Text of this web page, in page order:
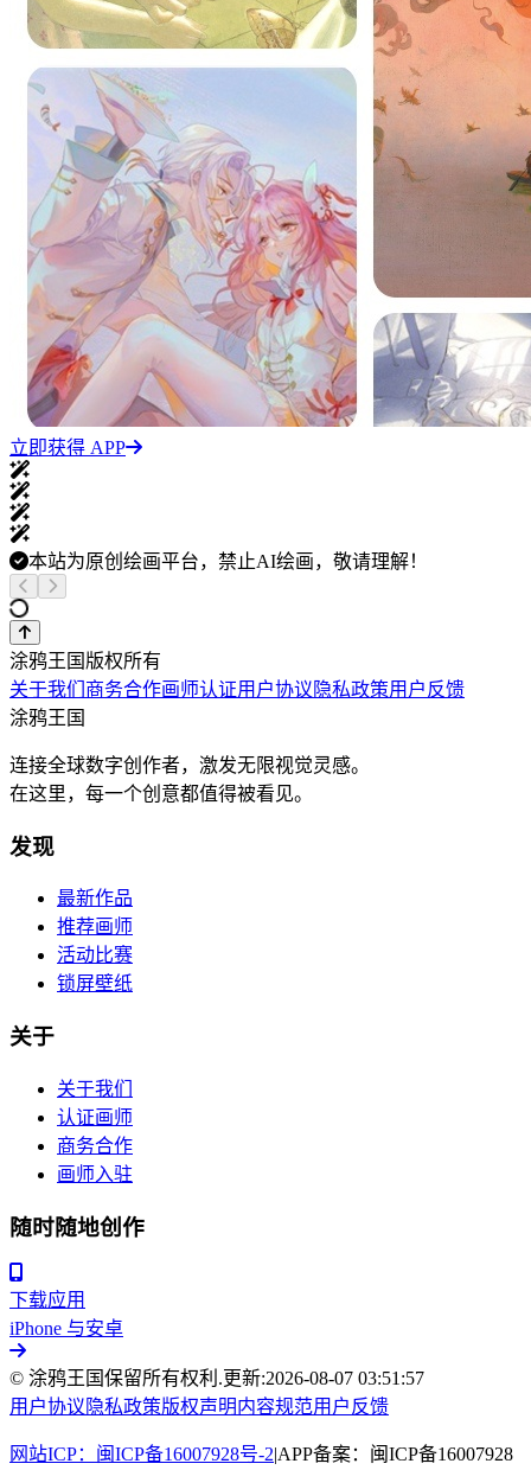
立即获得 APP
本站为原创绘画平台，禁止AI绘画，敬请理解！
涂鸦王国版权所有
关于我们 商务合作画师认证用户协议 隐私政策用户反馈
涂鸦王国
连接全球数字创作者，激发无限视觉灵感。
在这里，每一个创意都值得被看见。
发现
最新作品
推荐画师
活动比赛
锁屏壁纸
关于
关于我们
认证画师
商务合作
画师入驻
随时随地创作
下载应用
iPhone 与安卓
© 涂鸦王国保留所有权利.更新:2026-08-07 03:51:57
用户协议 隐私政策版权声明内容规范用户反馈
网站ICP：闽ICP备16007928号-2|APP备案：闽ICP备16007928